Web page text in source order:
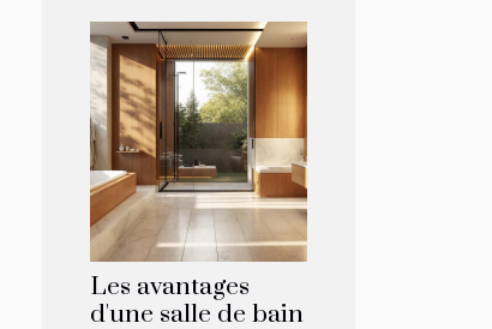
Les avantages
d'une salle de bain